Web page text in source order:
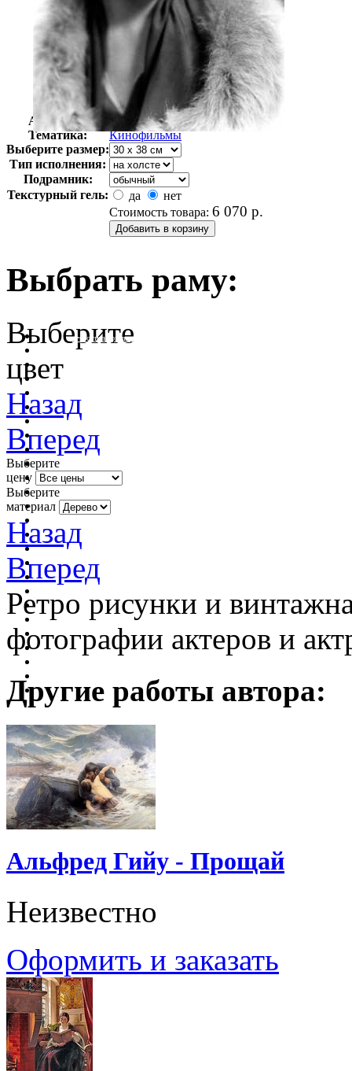
Автор:
Неизвестно
Арт-стиль
Ретро-Фотографии
Тематика:
Кинофильмы
Выберите размер:
Тип исполнения:
Подрамник:
Текстурный гель:
да
нет
Стоимость товара: 6 070 р.
Выбрать раму:
очистить фильтр цвета
Выберите
цвет
Назад
Вперед
Выберите
цену
Выберите
материал
Назад
Вперед
Ретро рисунки и
фотографии актеров и
Другие работы автора:
Альфред Гийу - Прощай
Неизвестно
Оформить и заказать